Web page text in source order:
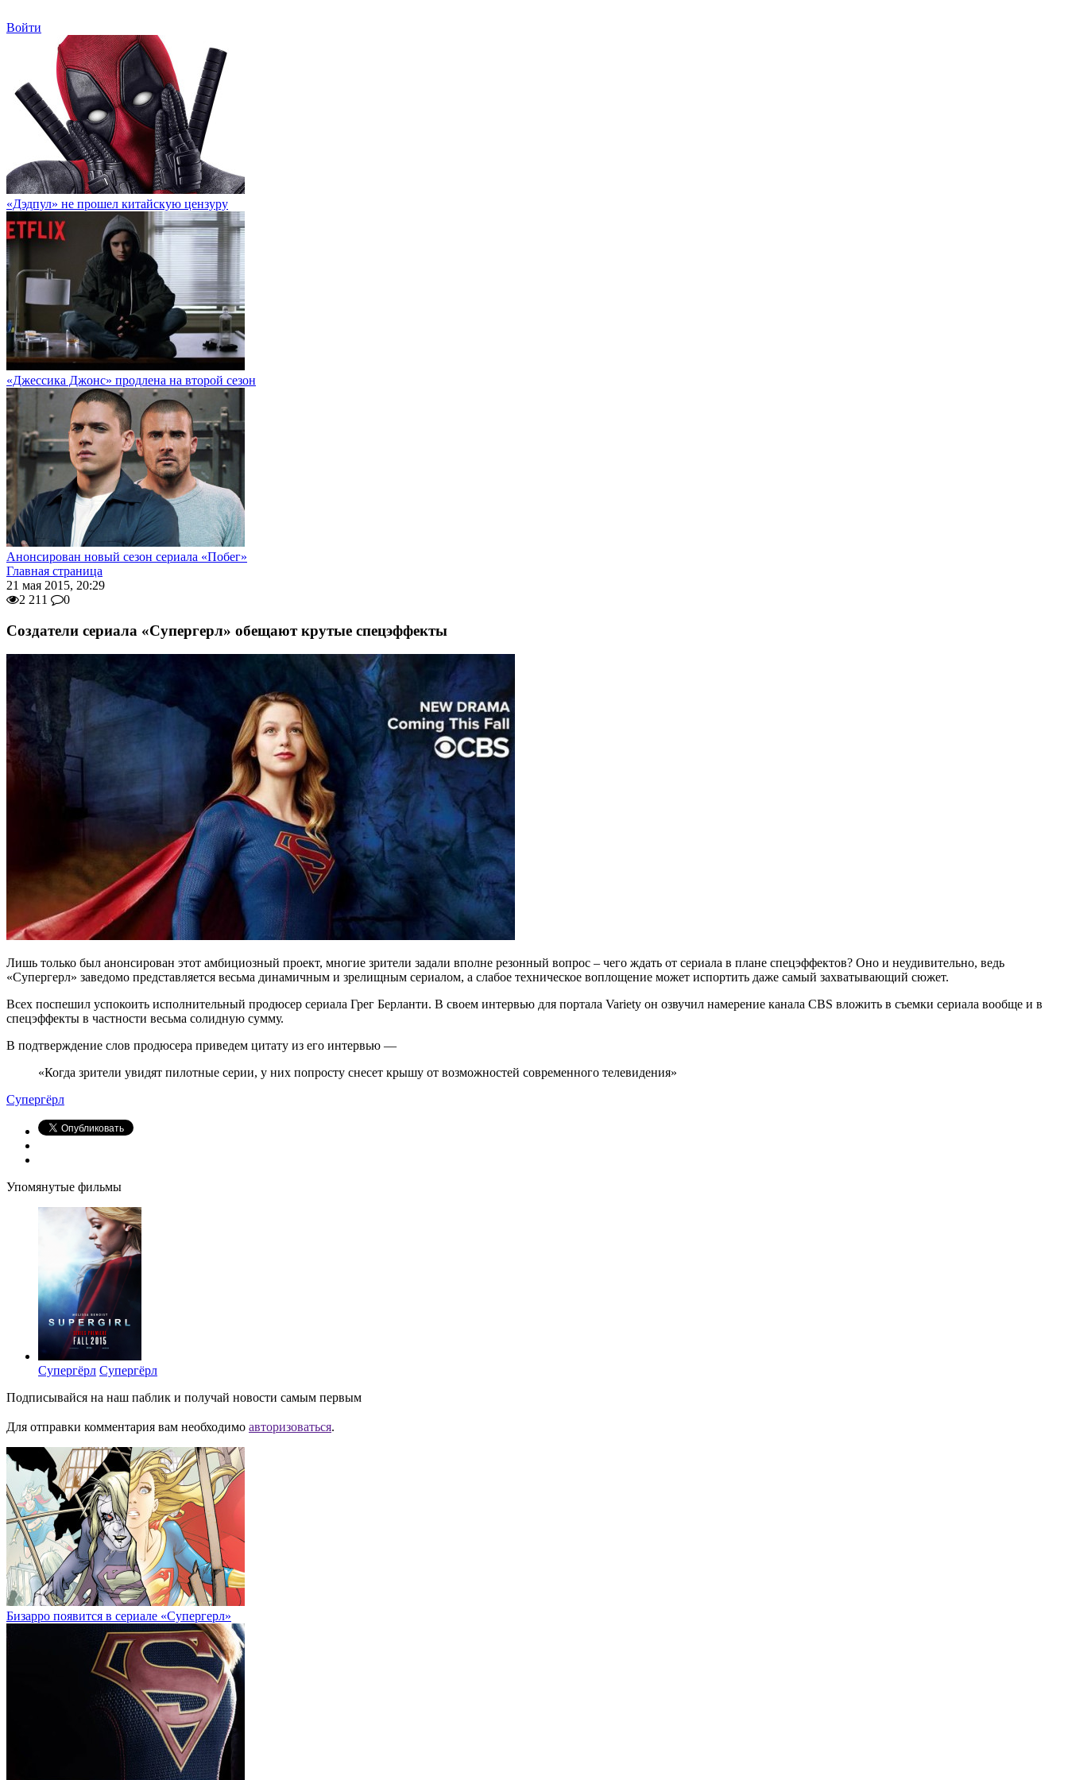
Войти
«Дэдпул» не прошел китайскую цензуру
«Джессика Джонс» продлена на второй сезон
Анонсирован новый сезон сериала «Побег»
Главная страница
21 мая 2015, 20:29
2 211
0
Создатели сериала «Супергерл» обещают крутые спецэффекты
Лишь только был анонсирован этот амбициозный проект, многие зрители задали вполне резонный вопрос – чего ждать от сериала в плане спецэффектов? Оно и неудивительно, ведь
«Супергерл» заведомо представляется весьма динамичным и зрелищным сериалом, а слабое техническое воплощение может испортить даже самый захватывающий сюжет.
Всех поспешил успокоить исполнительный продюсер сериала Грег Берланти. В своем интервью для портала Variety он озвучил намерение канала CBS вложить в съемки сериала вообще и в
спецэффекты в частности весьма солидную сумму.
В подтверждение слов продюсера приведем цитату из его интервью —
«Когда зрители увидят пилотные серии, у них попросту снесет крышу от возможностей современного телевидения»
Супергёрл
Упомянутые фильмы
Супергёрл Супергёрл
Подписывайся на наш паблик и получай новости самым первым
Для отправки комментария вам необходимо авторизоваться.
Бизарро появится в сериале «Супергерл»